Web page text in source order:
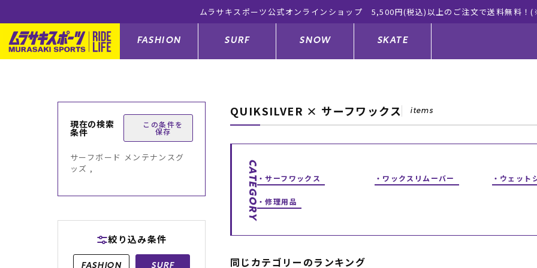
ムラサキスポーツ公式オンラインショップ 5,500円(税込)以上のご注文で送料無料！
FASHION
アウター/ジャケット トップス
ボトムス シューズ サンダル
ファッショングッズ
メンズ水着
SURF
サーフボード ウェットスーツ
サーフィングッズ サーフボードメンテナンスグッズ キッズサーフィン
スキムボード
GO ボディーボード
SNOW
スノーボード板 バインディング
スノーボードブーツ スノーボードセット スノーボードウェア
スノーボードグローブ
キッズスノーボードセット
SKATE
スケートボード キッズスケートボード
スケートボードパーツ スケートボードグッズ
スケートボードメンテナンスグッ
ズ
QUIKSILVER × サーフワックス items
CATEGORY サーフワックス ワックスリムーバー ウェット
修理用品
同じカテゴリーのランキング
現在の検索
条件
この条件を
保存
サーフボード メンテナンスグ
ッズ ,
絞り込み条件
FASHION SURF